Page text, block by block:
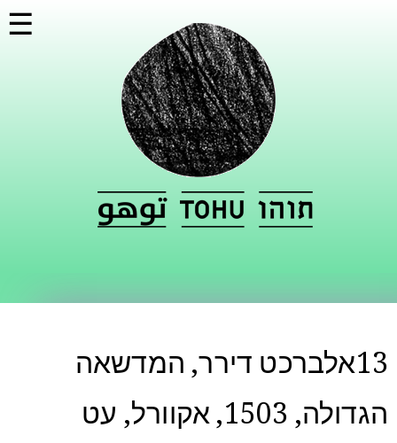
☰
13אלברכט דירר, המדשאה
הגדולה, 1503, אקוורל, עט